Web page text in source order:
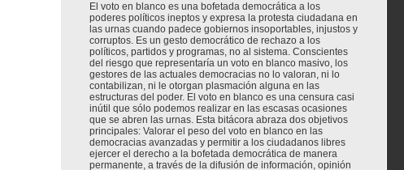
El voto en blanco es una bofetada democrática a los
poderes políticos ineptos y expresa la protesta ciudadana en
las urnas cuando padece gobiernos insoportables, injustos y
corruptos. Es un gesto democrático de rechazo a los
políticos, partidos y programas, no al sistema. Conscientes
del riesgo que representaría un voto en blanco masivo, los
gestores de las actuales democracias no lo valoran, ni lo
contabilizan, ni le otorgan plasmación alguna en las
estructuras del poder. El voto en blanco es una censura casi
inútil que sólo podemos realizar en las escasas ocasiones
que se abren las urnas. Esta bitácora abraza dos objetivos
principales: Valorar el peso del voto en blanco en las
democracias avanzadas y permitir a los ciudadanos libres
ejercer el derecho a la bofetada democrática de manera
permanente, a través de la difusión de información, opinión